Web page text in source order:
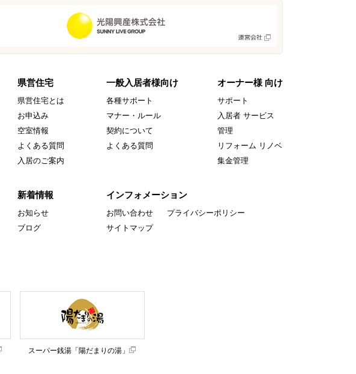
県営住宅
県営住宅とは
お申込み
空室情報
よくある質問
入居のご案内
新着情報
お知らせ
ブログ
一般入居者様向け
各種サポート
マナー・ルール
契約について
よくある質問
オーナー様 向け
サポート
入居者 サービス
管理
リフォーム リノベ
集金管理
インフォメーション
お問い合わせ
サイトマップ
プライバシーポリシー
スーパー銭湯「陽だまりの湯」